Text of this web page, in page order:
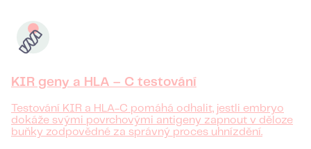
KIR geny a HLA – C testování
Testování KIR a HLA-C pomáhá odhalit, jestli embryo
dokáže svými povrchovými antigeny zapnout v děloze
buňky zodpovědné za správný proces uhnízdění.